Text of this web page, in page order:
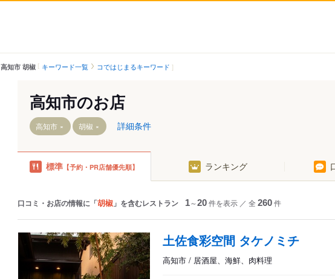
高知市 胡椒 キーワード一覧 コではじまるキーワード
土佐大津駅
土佐一宮駅
薊野駅
高知駅
円行寺口駅
鴨部駅
蛍橋駅
旭町三丁目駅
旭駅前通駅
旭町一丁目駅
上町五丁目駅
菜園場町駅
知寄町一丁目駅
知寄町二丁目駅
知寄町駅
高知市のお店
高知市 胡椒 詳細条件
標準 【予約・PR店舗優先順】 ランキング
口コミ・お店の情報に「胡椒 」を含むレストラン 1～20件を表示 ／ 全 260件
土佐食彩空間 タケノミチ
高知市 / 居酒屋、海鮮、肉料理